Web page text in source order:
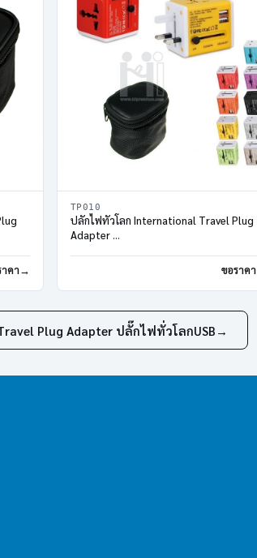
คา
TP010
ปลั๊กไฟทั่วโลก International Travel Plug
Adapter
ขอราคา
Plug Adapter ปลั๊กไฟทั่วโลกUSB →